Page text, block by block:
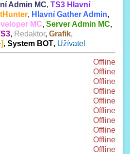
Admin MC, TS3 Hlavní
, Hlavní Gather Admin,
MC, Server Admin MC,
, Redaktor, Grafik,
, System BOT, Užívatel
Offline
Offline
Offline
Offline
Offline
Offline
Offline
Offline
Offline
Offline